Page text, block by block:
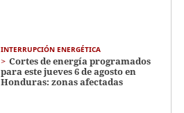
INTERRUPCIÓN ENERGÉTICA
Cortes de energía programados
para este jueves 6 de agosto en
Honduras: zonas afectadas